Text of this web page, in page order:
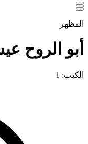
المظهر
أبو الروح
الكتب: 1